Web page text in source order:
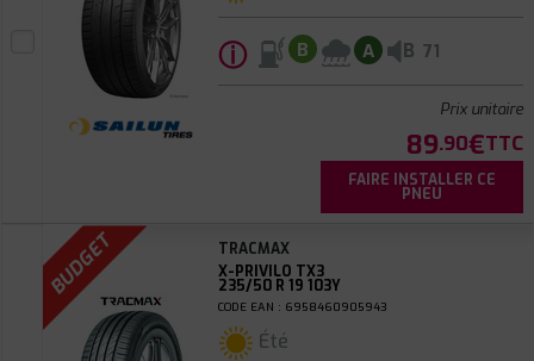
ⓘ B A B 71
Prix unitaire
89.90€TTC
FAIRE INSTALLER CE
PNEU
BUDGET
TRACMAX
X-PRIVILO TX3
235/50 R 19 103Y
CODE EAN : 6958460905943
Été